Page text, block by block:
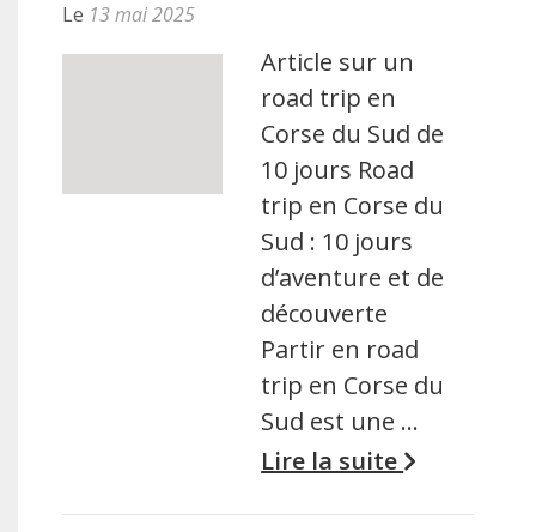
Le 13 mai 2025
Article sur un
road trip en
Corse du Sud de
10 jours Road
trip en Corse du
Sud : 10 jours
d’aventure et de
découverte
Partir en road
trip en Corse du
Sud est une …
Lire la suite